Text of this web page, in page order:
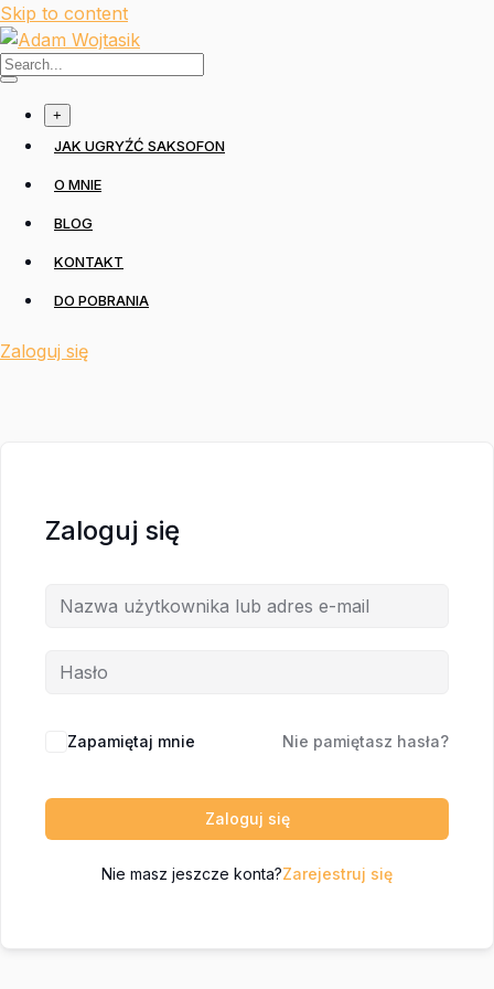
Skip to content
+
JAK UGRYŹĆ SAKSOFON
O MNIE
BLOG
KONTAKT
DO POBRANIA
Zaloguj się
Zaloguj się
Zapamiętaj mnie Nie pamiętasz hasła?
Zaloguj się
Nie masz jeszcze konta?Zarejestruj się